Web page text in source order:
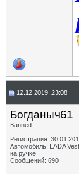
12.12.2019, 23:08
Богданыч61
Banned
Регистрация:
Автомобиль: LADA
на ручке
Сообщений: 690